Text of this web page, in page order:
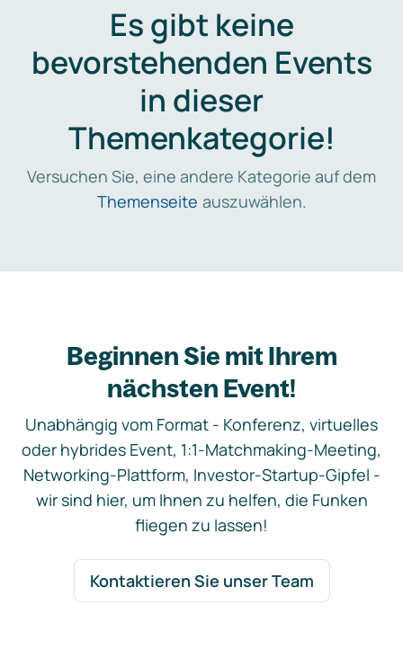
Es gibt keine
bevorstehenden Events
in dieser
Themenkategorie!
Versuchen Sie, eine andere Kategorie auf dem
Themenseite auszuwählen.
Beginnen Sie mit Ihrem
nächsten Event!
Unabhängig vom Format - Konferenz, virtuelles
oder hybrides Event, 1:1-Matchmaking-Meeting,
Networking-Plattform, Investor-Startup-Gipfel -
wir sind hier, um Ihnen zu helfen, die Funken
fliegen zu lassen!
Kontaktieren Sie unser Team